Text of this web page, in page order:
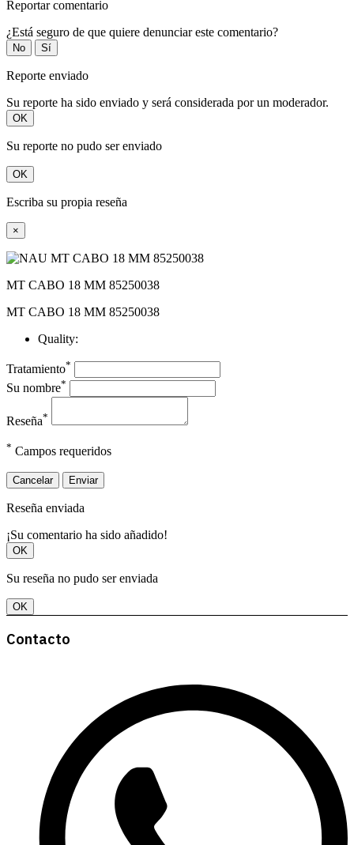
Reportar comentario
¿Está seguro de que quiere denunciar este comentario?
No Sí
Reporte enviado
Su reporte ha sido enviado y será considerada por un moderador.
OK
Su reporte no pudo ser enviado
OK
Escriba su propia reseña
×
MT CABO 18 MM 85250038
MT CABO 18 MM 85250038
Quality:
Tratamiento*
Su nombre*
Reseña*
* Campos requeridos
Cancelar Enviar
Reseña enviada
¡Su comentario ha sido añadido!
OK
Su reseña no pudo ser enviada
OK
Contacto